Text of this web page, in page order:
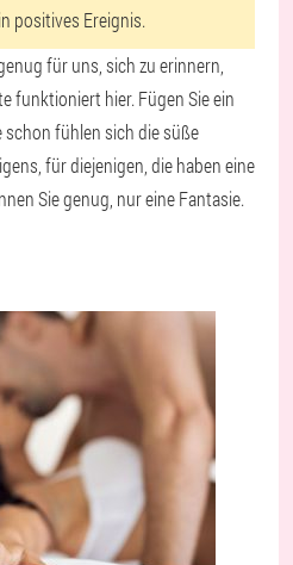
positives Ereignis.
für uns, sich zu erinnern,
funktioniert hier. Fügen Sie ein
schon fühlen sich die süße
für diejenigen, die haben eine
Sie genug, nur eine Fantasie.